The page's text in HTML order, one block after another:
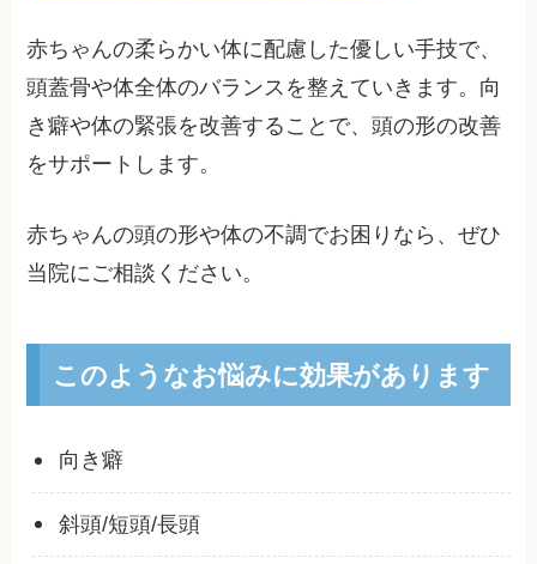
赤ちゃんの柔らかい体に配慮した優しい手技で、
頭蓋骨や体全体のバランスを整えていきます。向
き癖や体の緊張を改善することで、頭の形の改善
をサポートします。
赤ちゃんの頭の形や体の不調でお困りなら、ぜひ
当院にご相談ください。
このようなお悩みに効果があります
向き癖
斜頭/短頭/長頭